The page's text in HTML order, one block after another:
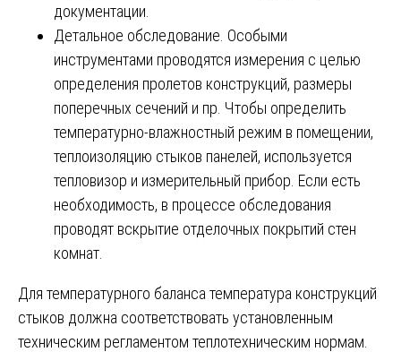
документации.
Детальное обследование. Особыми
инструментами проводятся измерения с целью
определения пролетов конструкций, размеры
поперечных сечений и пр. Чтобы определить
температурно-влажностный режим в помещении,
теплоизоляцию стыков панелей, используется
тепловизор и измерительный прибор. Если есть
необходимость, в процессе обследования
проводят вскрытие отделочных покрытий стен
комнат.
Для температурного баланса температура конструкций
стыков должна соответствовать установленным
техническим регламентом теплотехническим нормам.